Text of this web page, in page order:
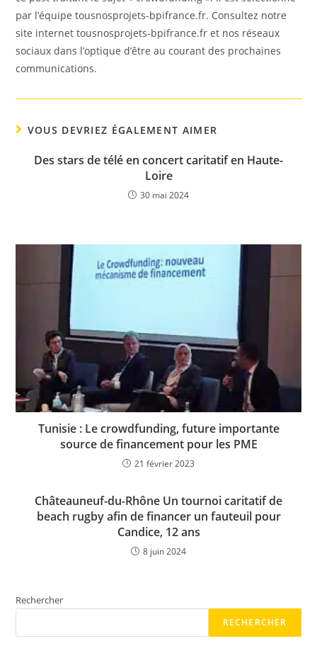
par l’équipe tousnosprojets-bpifrance.fr. Consultez notre
site internet tousnosprojets-bpifrance.fr et nos réseaux
sociaux dans l’optique d’être au courant des prochaines
communications.
VOUS DEVRIEZ ÉGALEMENT AIMER
Des stars de télé en concert caritatif en Haute-
Loire
30 mai 2024
Tunisie : Le crowdfunding, future importante
source de financement pour les PME
21 février 2023
Châteauneuf-du-Rhône Un tournoi caritatif de
beach rugby afin de financer un fauteuil pour
Candice, 12 ans
8 juin 2024
Rechercher
RECHERCHER